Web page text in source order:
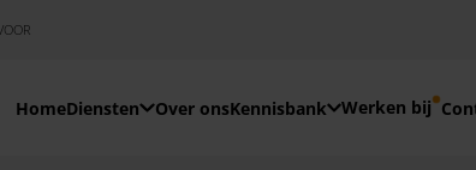
HomeDiensten Over onsKennisbank Werken bij